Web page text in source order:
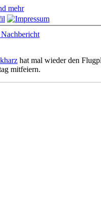
hat mal wieder den
mitfeiern.